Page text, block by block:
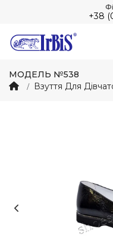
+38
МОДЕЛЬ №538
Взуття Для